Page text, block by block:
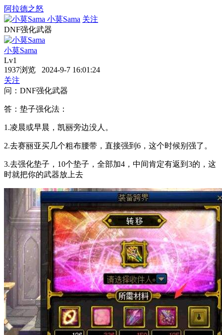
阿拉德之怒
小莫Sama 关注
DNF强化武器
小莫Sama
Lv1
1937浏览 2024-9-7 16:01:24
关注
问：DNF强化武器
答：垫子强化法：
1.凌晨或早晨，凯丽旁边没人。
2.去赛丽亚买几个粗布腰带，直接强到6，这个时候别强了。
3.去强化垫子，10个垫子，全部加4，中间肯定有返到3的，这
时就把你的武器放上去